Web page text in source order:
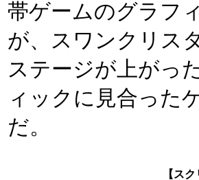
帯ゲームのグラフ
が、スワンクリス
ステージが上がっ
ィックに見合った
だ。
【ス